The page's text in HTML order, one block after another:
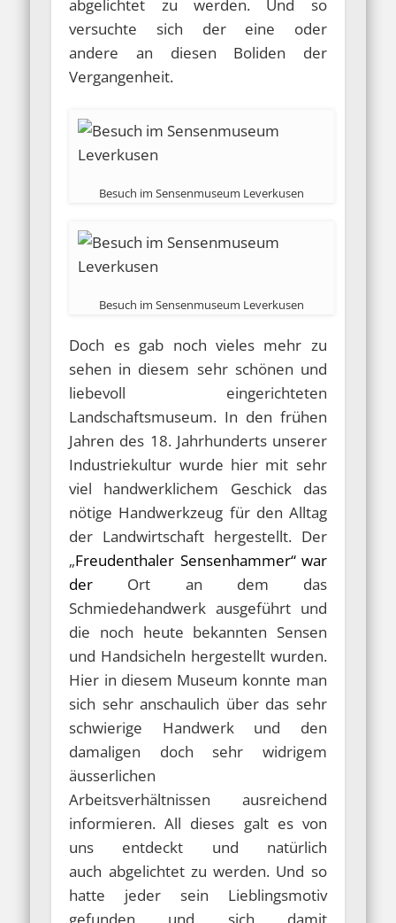
abgelichtet zu werden. Und so
versuchte sich der eine oder
andere an diesen Boliden der
Vergangenheit.
Besuch im Sensenmuseum Leverkusen
Besuch im Sensenmuseum Leverkusen
Doch es gab noch vieles mehr zu
sehen in diesem sehr schönen und
liebevoll eingerichteten
Landschaftsmuseum. In den frühen
Jahren des 18. Jahrhunderts unserer
Industriekultur wurde hier mit sehr
viel handwerklichem Geschick das
nötige Handwerkzeug für den Alltag
der Landwirtschaft hergestellt. Der
„Freudenthaler Sensenhammer“ war
der Ort an dem das
Schmiedehandwerk ausgeführt und
die noch heute bekannten Sensen
und Handsicheln hergestellt wurden.
Hier in diesem Museum konnte man
sich sehr anschaulich über das sehr
schwierige Handwerk und den
damaligen doch sehr widrigem
äusserlichen
Arbeitsverhältnissen ausreichend
informieren. All dieses galt es von
uns entdeckt und natürlich
auch abgelichtet zu werden. Und so
hatte jeder sein Lieblingsmotiv